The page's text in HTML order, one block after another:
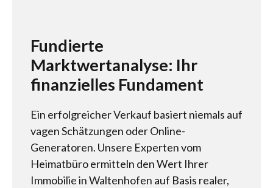
Fundierte
Marktwertanalyse: Ihr
finanzielles Fundament
Ein erfolgreicher Verkauf basiert niemals auf
vagen Schätzungen oder Online-
Generatoren. Unsere Experten vom
Heimatbüro ermitteln den Wert Ihrer
Immobilie in Waltenhofen auf Basis realer,